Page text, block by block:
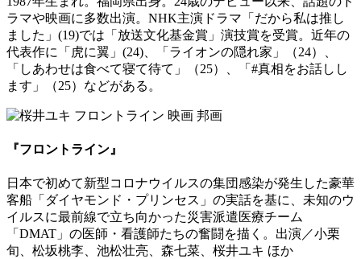
ラマや映画に多数出演。NHK主演ドラマ「だから私は推し
ました」(19)では「放送文化基金賞」演技賞を受賞。近年の
代表作に「虎に翼」(24)、「ライオンの隠れ家」（24）、
「しあわせは食べて寝て待て」（25）、「#真相をお話しし
ます」（25）などがある。
『フロントライン』
日本で初めて新型コロナウイルスの集団感染が発生した豪華
客船「ダイヤモンド・プリンセス」の実話を基に、未知のウ
イルスに最前線で立ち向かった災害派遣医療チーム
「DMAT」の医師・看護師たちの奮闘を描く。出演／小栗
旬、松坂桃李、池松壮亮、森七菜、桜井ユキ ほか